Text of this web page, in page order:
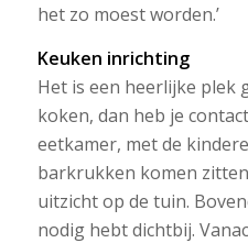
het zo moest worden.’
Keuken inrichting
Het is een heerlijke plek
koken, dan heb je
eetkamer, met de
barkrukken komen
uitzicht op de tuin.
nodig hebt dichtbij.